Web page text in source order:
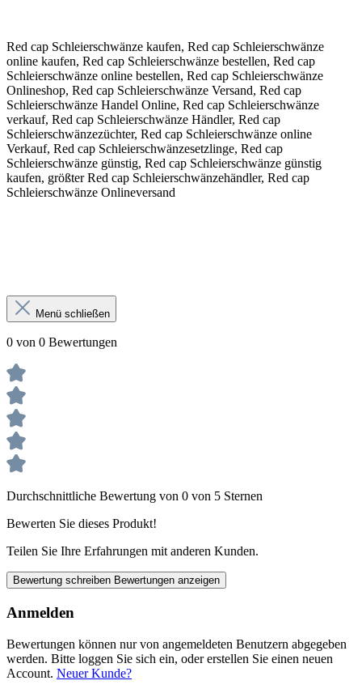
Red cap Schleierschwänze kaufen, Red cap Schleierschwänze
online kaufen, Red cap Schleierschwänze bestellen, Red cap
Schleierschwänze online bestellen, Red cap Schleierschwänze
Onlineshop, Red cap Schleierschwänze Versand, Red cap
Schleierschwänze Handel Online, Red cap Schleierschwänze
verkauf, Red cap Schleierschwänze Händler, Red cap
Schleierschwänzezüchter, Red cap Schleierschwänze online
Verkauf, Red cap Schleierschwänzesetzlinge, Red cap
Schleierschwänze günstig, Red cap Schleierschwänze günstig
kaufen, größter Red cap Schleierschwänzehändler, Red cap
Schleierschwänze Onlineversand
Menü schließen
0 von 0 Bewertungen
Durchschnittliche Bewertung von 0 von 5 Sternen
Bewerten Sie dieses Produkt!
Teilen Sie Ihre Erfahrungen mit anderen Kunden.
Bewertung schreiben Bewertungen anzeigen
Anmelden
Bewertungen können nur von angemeldeten Benutzern abgegeben
werden. Bitte loggen Sie sich ein, oder erstellen Sie einen neuen
Account. Neuer Kunde?